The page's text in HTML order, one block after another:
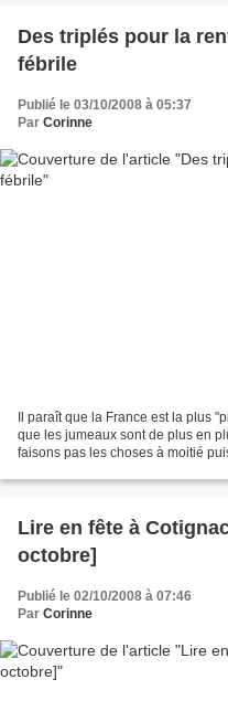
Des triplés pour la
fébrile
Publié le 03/10/2008 à 05:37
Par Corinne
Il paraît que la France est la plus
que les jumeaux sont de plus en
faisons pas les choses à moitié
Lire en fête à
octobre]
Publié le 02/10/2008 à 07:46
Par Corinne